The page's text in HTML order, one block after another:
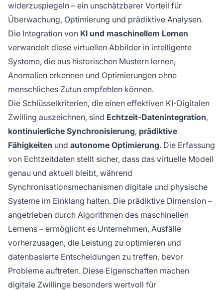
widerzuspiegeln – ein unschätzbarer Vorteil für
Überwachung, Optimierung und prädiktive Analysen.
Die Integration von KI und maschinellem Lernen
verwandelt diese virtuellen Abbilder in intelligente
Systeme, die aus historischen Mustern lernen,
Anomalien erkennen und Optimierungen ohne
menschliches Zutun empfehlen können.
Die Schlüsselkriterien, die einen effektiven KI-Digitalen
Zwilling auszeichnen, sind Echtzeit-Datenintegration,
kontinuierliche Synchronisierung, prädiktive
Fähigkeiten und autonome Optimierung. Die Erfassung
von Echtzeitdaten stellt sicher, dass das virtuelle Modell
genau und aktuell bleibt, während
Synchronisationsmechanismen digitale und physische
Systeme im Einklang halten. Die prädiktive Dimension –
angetrieben durch Algorithmen des maschinellen
Lernens – ermöglicht es Unternehmen, Ausfälle
vorherzusagen, die Leistung zu optimieren und
datenbasierte Entscheidungen zu treffen, bevor
Probleme auftreten. Diese Eigenschaften machen
digitale Zwillinge besonders wertvoll für